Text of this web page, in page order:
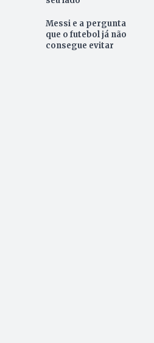
Messi e a pergunta
que o futebol já não
consegue evitar